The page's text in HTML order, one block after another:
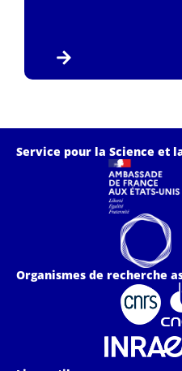
Service pour la Science et
Organismes de recherche